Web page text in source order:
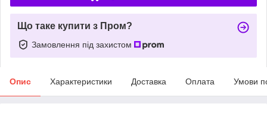
Що таке купити з Пром?
Замовлення під захистом
Опис Характеристики Доставка Оплата Умови